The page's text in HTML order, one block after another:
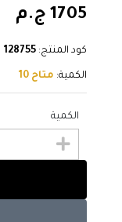
1705 ج.م
كود المنتج: 128755
الكمية: متاح 10
الكمية